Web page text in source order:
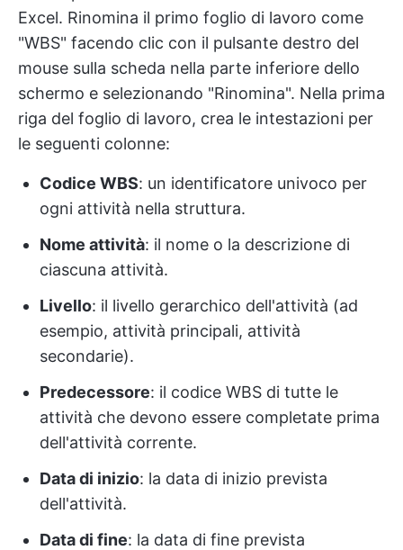
Excel. Rinomina il primo foglio di lavoro come
"WBS" facendo clic con il pulsante destro del
mouse sulla scheda nella parte inferiore dello
schermo e selezionando "Rinomina". Nella prima
riga del foglio di lavoro, crea le intestazioni per
le seguenti colonne:
Codice WBS: un identificatore univoco per
ogni attività nella struttura.
Nome attività: il nome o la descrizione di
ciascuna attività.
Livello: il livello gerarchico dell'attività (ad
esempio, attività principali, attività
secondarie).
Predecessore: il codice WBS di tutte le
attività che devono essere completate prima
dell'attività corrente.
Data di inizio: la data di inizio prevista
dell'attività.
Data di fine: la data di fine prevista